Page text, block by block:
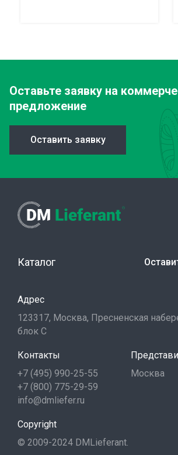
Оставьте заявку на
предложение
Оставить заявку
Каталог
Адрес
123317, Москва, Пресненская
блок С
Контакты
+7 (495) 990-25-55
+7 (800) 775-29-59
info@dmliefer.ru
Москва
Copyright
© 2009-2024 DMLieferant.